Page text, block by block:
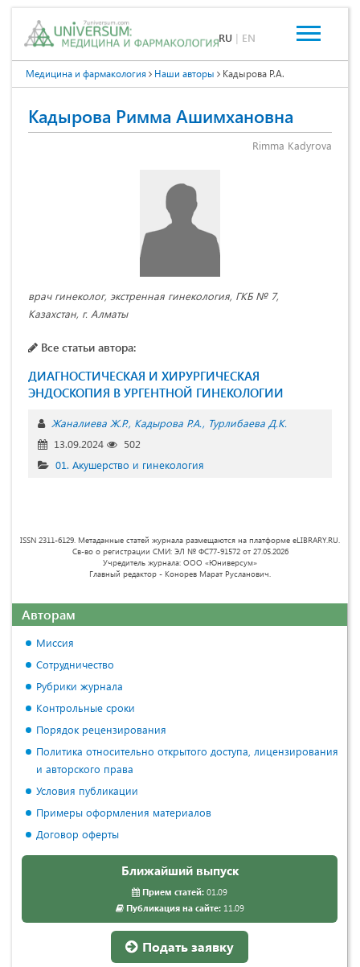
RU | EN
Медицина и фармакология Наши авторы Кадырова Р.А.
Кадырова Римма Ашимхановна
Rimma Kadyrova
врач гинеколог, экстренная гинекология, ГКБ № 7,
Казахстан, г. Алматы
Все статьи автора:
ДИАГНОСТИЧЕСКАЯ И ХИРУРГИЧЕСКАЯ
ЭНДОСКОПИЯ В УРГЕНТНОЙ ГИНЕКОЛОГИИ
Жаналиева Ж.Р. Кадырова Р.А.
Турлибаева Д.К.
13.09.2024
502
01. Акушерство и гинекология
ISSN 2311-6129. Метаданные статей журнала размещаются на платформе eLIBRARY.RU.
Св-во о регистрации СМИ: ЭЛ № ФС77-91572 от 27.05.2026
Учредитель журнала: ООО «Юниверсум»
Главный редактор - Конорев Марат Русланович.
Авторам
Миссия
Сотрудничество
Рубрики журнала
Контрольные сроки
Порядок рецензирования
Политика относительно открытого доступа, лицензирования
и авторского права
Условия публикации
Примеры оформления материалов
Договор оферты
Ближайший выпуск
Прием статей: 01.09
Публикация на сайте:11.09
Подать заявку